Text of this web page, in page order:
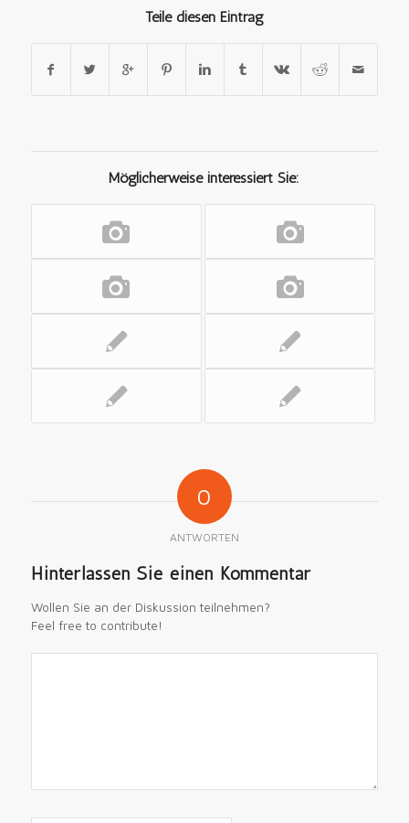
Teile diesen Eintrag
Möglicherweise interessiert Sie:
0
ANTWORTEN
Hinterlassen Sie einen Kommentar
Wollen Sie an der Diskussion teilnehmen?
Feel free to contribute!